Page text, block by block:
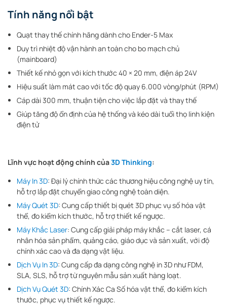
Tính năng nổi bật
Quạt thay thế chính hãng dành cho Ender-5 Max
Duy trì nhiệt độ vận hành an toàn cho bo mạch chủ
(mainboard)
Thiết kế nhỏ gọn với kích thước 40 × 20 mm, điện áp 24V
Hiệu suất làm mát cao với tốc độ quay 6.000 vòng/phút (RPM)
Cáp dài 300 mm, thuận tiện cho việc lắp đặt và thay thế
Giúp tăng độ ổn định của hệ thống và kéo dài tuổi thọ linh kiện
điện tử
Lĩnh vực hoạt động chính của3D Thinking:
Máy In 3D: Đại lý chính thức các thương hiệu công nghệ uy tín,
hỗ trợ lắp đặt chuyển giao công nghệ toàn diện.
Máy Quét 3D: Cung cấp thiết bị quét 3D phục vụ số hóa vật
thể, đo kiểm kích thước, hỗ trợ thiết kế ngược.
Máy Khắc Laser: Cung cấp giải pháp máy khắc – cắt laser, cá
nhân hóa sản phẩm, quảng cáo, giáo dục và sản xuất, với độ
chính xác cao và đa dạng vật liệu.
Dịch Vụ In 3D: Cung cấp đa dạng công nghệ in 3D như FDM,
SLA, SLS, hỗ trợ từ nguyên mẫu sản xuất hàng loạt.
Dịch Vụ Quét 3D: Chính Xác Ca Số hóa vật thể, đo kiểm kích
thước, phục vụ thiết kế ngược.